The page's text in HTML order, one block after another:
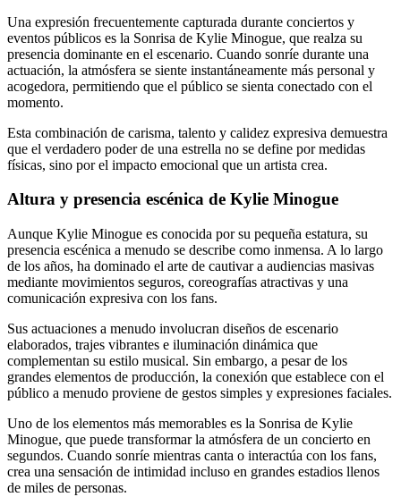
Una expresión frecuentemente capturada durante conciertos y
eventos públicos es la Sonrisa de Kylie Minogue, que realza su
presencia dominante en el escenario. Cuando sonríe durante una
actuación, la atmósfera se siente instantáneamente más personal y
acogedora, permitiendo que el público se sienta conectado con el
momento.
Esta combinación de carisma, talento y calidez expresiva demuestra
que el verdadero poder de una estrella no se define por medidas
físicas, sino por el impacto emocional que un artista crea.
Altura y presencia escénica de Kylie Minogue
Aunque Kylie Minogue es conocida por su pequeña estatura, su
presencia escénica a menudo se describe como inmensa. A lo largo
de los años, ha dominado el arte de cautivar a audiencias masivas
mediante movimientos seguros, coreografías atractivas y una
comunicación expresiva con los fans.
Sus actuaciones a menudo involucran diseños de escenario
elaborados, trajes vibrantes e iluminación dinámica que
complementan su estilo musical. Sin embargo, a pesar de los
grandes elementos de producción, la conexión que establece con el
público a menudo proviene de gestos simples y expresiones faciales.
Uno de los elementos más memorables es la Sonrisa de Kylie
Minogue, que puede transformar la atmósfera de un concierto en
segundos. Cuando sonríe mientras canta o interactúa con los fans,
crea una sensación de intimidad incluso en grandes estadios llenos
de miles de personas.